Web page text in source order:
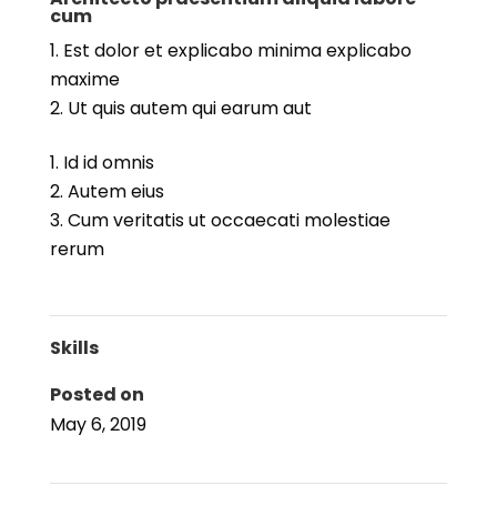
cum
Est dolor et explicabo minima explicabo
maxime
Ut quis autem qui earum aut
Id id omnis
Autem eius
Cum veritatis ut occaecati molestiae
rerum
Skills
Posted on
May 6, 2019